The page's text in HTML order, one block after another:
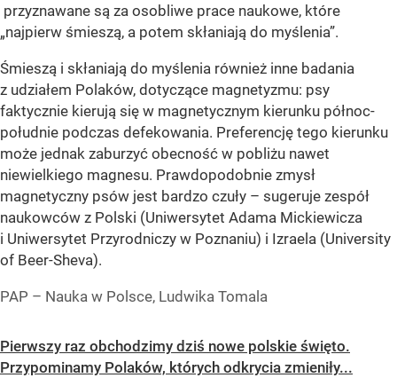
przyznawane są za osobliwe prace naukowe, które
„najpierw śmieszą, a potem skłaniają do myślenia”.
Śmieszą i skłaniają do myślenia również inne badania
z udziałem Polaków, dotyczące magnetyzmu: psy
faktycznie kierują się w magnetycznym kierunku północ-
południe podczas defekowania. Preferencję tego kierunku
może jednak zaburzyć obecność w pobliżu nawet
niewielkiego magnesu. Prawdopodobnie zmysł
magnetyczny psów jest bardzo czuły – sugeruje zespół
naukowców z Polski (Uniwersytet Adama Mickiewicza
i Uniwersytet Przyrodniczy w Poznaniu) i Izraela (University
of Beer-Sheva).
PAP – Nauka w Polsce, Ludwika Tomala
Pierwszy raz obchodzimy dziś nowe polskie święto.
Przypominamy Polaków, których odkrycia zmieniły...